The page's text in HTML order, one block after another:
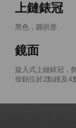
上鏈錶冠
黑色，圓拱形
鏡面
旋入式上鏈錶冠，
按鈕位於2點鐘及4